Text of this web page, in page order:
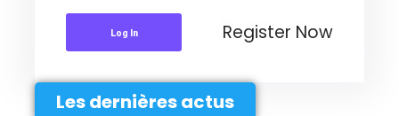
Log In Register Now
Les dernières actus